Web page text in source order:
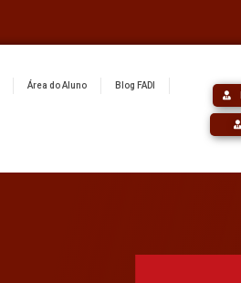
Área do Aluno Blog FADI